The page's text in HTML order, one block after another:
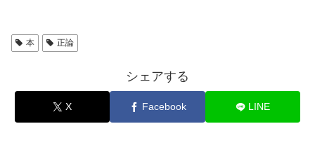
本 正論
シェアする
X Facebook LINE